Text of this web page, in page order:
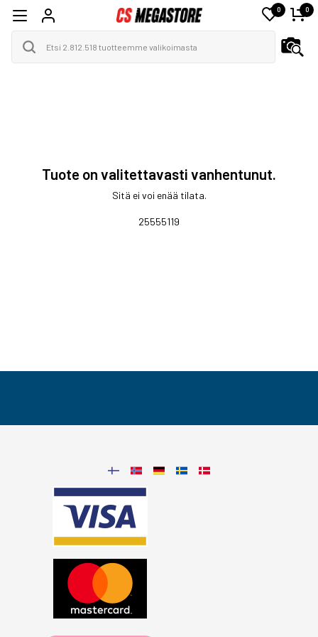
0 0
Tuote on valitettavasti vanhentunut.
Sitä ei voi enää tilata.
25555119